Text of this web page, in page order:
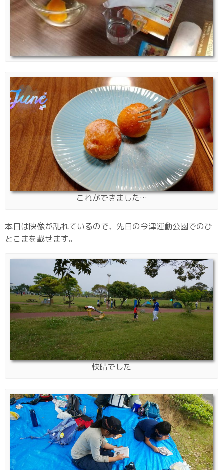
これができました…
本日は映像が乱れているので、先日の今津運動公園でのひ
とこまを載せます。
快晴でした